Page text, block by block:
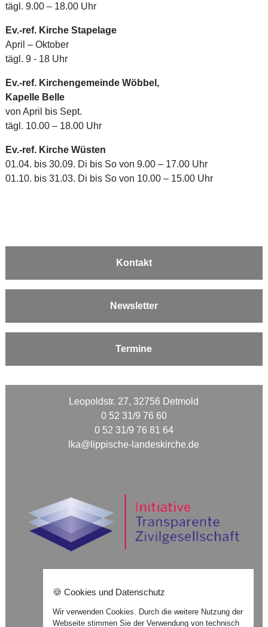
tägl. 9.00 – 18.00 Uhr
Ev.-ref. Kirche Stapelage
April – Oktober
tägl. 9 - 18 Uhr
Ev.-ref. Kirchengemeinde Wöbbel,
Kapelle Belle
von April bis Sept.
tägl. 10.00 – 18.00 Uhr
Ev.-ref. Kirche Wüsten
01.04. bis 30.09. Di bis So von 9.00 – 17.00 Uhr
01.10. bis 31.03. Di bis So von 10.00 – 15.00 Uhr
Kontakt
Newsletter
Termine
Leopoldstr. 27, 32756 Detmold
0 52 31/9 76 60
0 52 31/9 76 81 64
lka@lippische-landeskirche.de
🍪 Cookies und Datenschutz
Wir verwenden Cookies. Durch die weitere Nutzung der
Webseite stimmen Sie der Verwendung von technisch